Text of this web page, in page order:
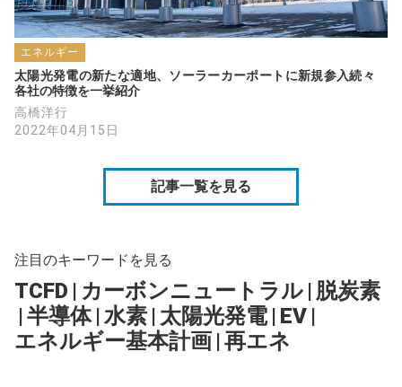
エネルギー
太陽光発電の新たな適地、ソーラーカーポートに新規参入続々
各社の特徴を一挙紹介
高橋洋行
2022年04月15日
記事一覧を見る
注目のキーワードを見る
TCFD | カーボンニュートラル | 脱炭素
|半導体 |水素 | 太陽光発電 | EV |
エネルギー基本計画 |再エネ